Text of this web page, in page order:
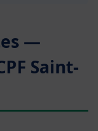
—
Saint-